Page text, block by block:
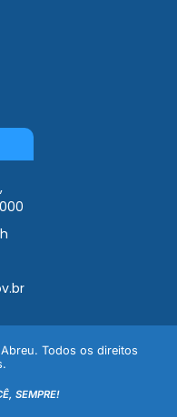
Todos os direitos
SEMPRE!